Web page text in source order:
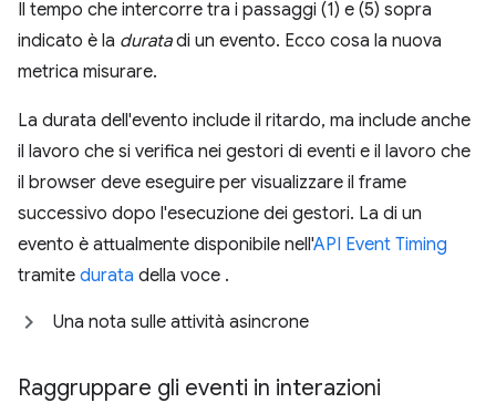
Il tempo che intercorre tra i passaggi (1) e (5) sopra
indicato è la duratadi un evento. Ecco cosa la nuova
metrica misurare.
La durata dell'evento include il ritardo, ma include anche
il lavoro che si verifica nei gestori di eventi e il lavoro che
il browser deve eseguire per visualizzare il frame
successivo dopo l'esecuzione dei gestori. La di un
evento è attualmente disponibile nell'API Event Timing
tramite durata della voce .
Una nota sulle attività asincrone
Raggruppare gli eventi in interazioni